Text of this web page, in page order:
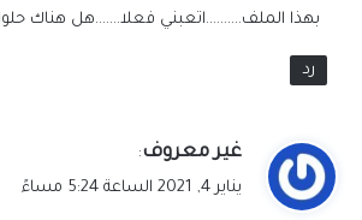
بهذا الملف……….اتعبني فعلا…….هل هناك
رد
ي
ق
غير معروف:
يناير 4, 2021 الساعة 5:24 مساءً